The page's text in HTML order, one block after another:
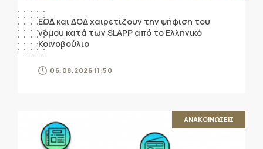
ΕΟΔ και ΔΟΔ χαιρετίζουν την ψήφιση του
νόμου κατά των SLAPP από το Ελληνικό
Κοινοβούλιο
06.08.2026 11:50
ΑΝΑΚΟΙΝΩΣΕΙΣ